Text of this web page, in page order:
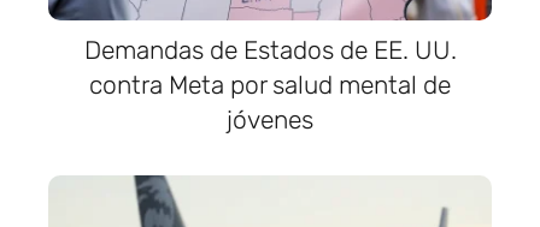
Demandas de Estados de EE. UU.
contra Meta por salud mental de
jóvenes